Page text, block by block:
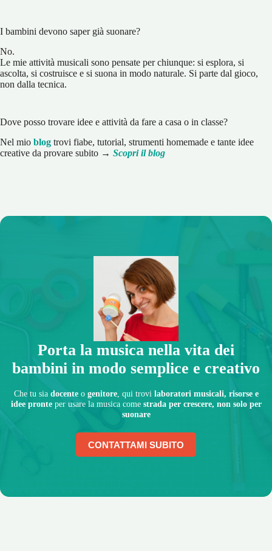
I bambini devono saper già suonare?
No.
Le mie attività musicali sono pensate per chiunque: si esplora, si
ascolta, si costruisce e si suona in modo naturale. Si parte dal gioco,
non dalla tecnica.
Dove posso trovare idee e attività da fare a casa o in classe?
Nel mio blog trovi fiabe, tutorial, strumenti homemade e tante idee
creative da provare subito → Scopri il blog
Porta la musica nella vita dei
bambini in modo semplice e creativo
Che tu sia docenteo genitore, qui trovi laboratori musicali, risorse e
idee pronteper usare la musica come strada per crescere, non solo per
suonare
CONTATTAMI SUBITO